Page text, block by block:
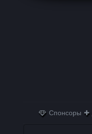
Спонсоры